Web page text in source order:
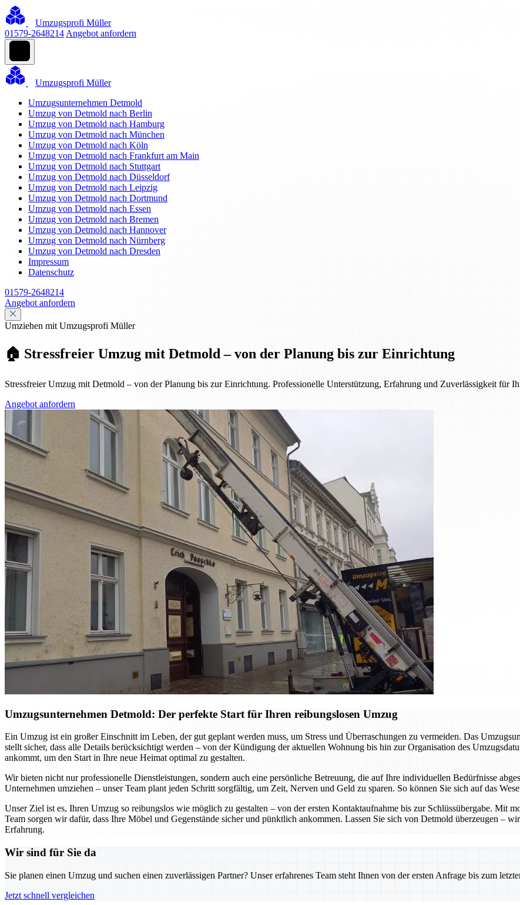
Umzugsprofi Müller
01579-2648214 Angebot anfordern
Umzugsprofi Müller
Umzugsunternehmen Detmold
Umzug von Detmold nach Berlin
Umzug von Detmold nach Hamburg
Umzug von Detmold nach München
Umzug von Detmold nach Köln
Umzug von Detmold nach Frankfurt am Main
Umzug von Detmold nach Stuttgart
Umzug von Detmold nach Düsseldorf
Umzug von Detmold nach Leipzig
Umzug von Detmold nach Dortmund
Umzug von Detmold nach Essen
Umzug von Detmold nach Bremen
Umzug von Detmold nach Hannover
Umzug von Detmold nach Nürnberg
Umzug von Detmold nach Dresden
Impressum
Datenschutz
01579-2648214
Angebot anfordern
Umziehen mit Umzugsprofi Müller
🏠 Stressfreier Umzug mit Detmold – von der Planung bis zur Einrichtung
Stressfreier Umzug mit Detmold – von der Planung bis zur Einrichtung. Professionelle Unterstützung, Erfahrung und Zuverlässigkeit für
Angebot anfordern
Umzugsunternehmen Detmold: Der perfekte Start für Ihren reibungslosen Umzug
Ein Umzug ist ein großer Einschnitt im Leben, der gut geplant werden muss, um Stress und Überraschungen zu vermeiden. Das
stellt sicher, dass alle Details berücksichtigt werden – von der Kündigung der aktuellen Wohnung bis hin zur Organisation des
ankommt, um den Start in Ihre neue Heimat optimal zu gestalten.
Wir bieten nicht nur professionelle Dienstleistungen, sondern auch eine persönliche Betreuung, die auf Ihre individuellen Bedürfnisse
Unternehmen umziehen – unser Team plant jeden Schritt sorgfältig, um Zeit, Nerven und Geld zu sparen. So können Sie sich auf das
Unser Ziel ist es, Ihren Umzug so reibungslos wie möglich zu gestalten – von der ersten Kontaktaufnahme bis zur Schlüssübergabe. Mit
Team sorgen wir dafür, dass Ihre Möbel und Gegenstände sicher und pünktlich ankommen. Lassen Sie sich von Detmold überzeugen –
Erfahrung.
Wir sind für Sie da
Sie planen einen Umzug und suchen einen zuverlässigen Partner? Unser erfahrenes Team steht Ihnen von der ersten Anfrage bis zum
Jetzt schnell vergleichen